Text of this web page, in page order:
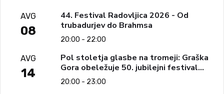
AVG
08
44. Festival Radovljica 2026 - Od
trubadurjev do Brahmsa
20:00 - 22:00
AVG
14
Pol stoletja glasbe na tromeji: Graška
Gora obeležuje 50. jubilejni festival
narodno-zabavne glasbe
20:00 - 23:00